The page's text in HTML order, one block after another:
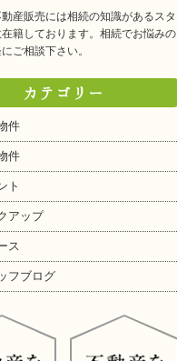
産販売には相続の知識があるスタ
在籍しております。相続でお悩みの
ご相談下さい。
カテゴリー
件
件
ト
アップ
ス
フブログ